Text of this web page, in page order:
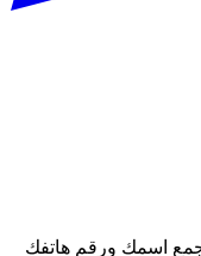
اسمك ورقم هاتفك